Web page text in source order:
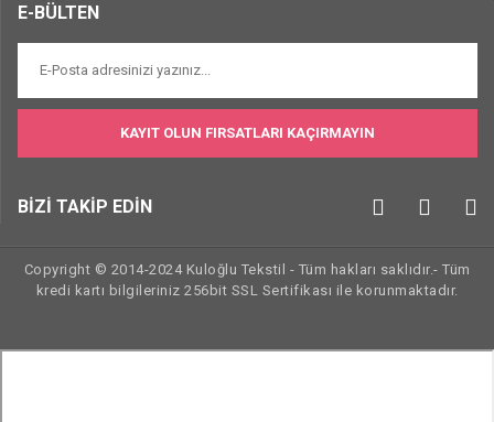
E-BÜLTEN
KAYIT OLUN FIRSATLARI KAÇIRMAYIN
BİZİ TAKİP EDİN
Copyright © 2014-2024 Kuloğlu Tekstil - Tüm hakları saklıdır.- Tüm
kredi kartı bilgileriniz 256bit SSL Sertifikası ile korunmaktadır.